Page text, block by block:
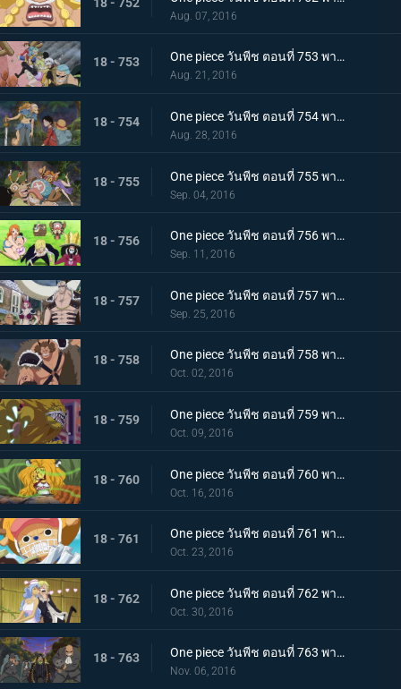
Aug. 07, 2016
18 - 753 One piece วันพีช ตอนที่ 753 พากย์ไทย ไฟระห่ำท้าตาย! การผจญภัยครั้งใหญ่บนหลังช้างยักษ์!
Aug. 21, 2016
18 - 754 One piece วันพีช ตอนที่ 754 พากย์ไทย เปิดฉากการต่อสู้! ลูฟี่ ปะทะ เผ่ามิงค์!
Aug. 28, 2016
18 - 755 One piece วันพีช ตอนที่ 755 พากย์ไทย การ์ชู! กลุ่มหมวกฟางกลับมารวมตัวกันอีกครั้ง!
Sep. 04, 2016
18 - 756 One piece วันพีช ตอนที่ 756 พากย์ไทย เปิดเกมโต้กลับ! วีรกรรมครั้งใหญ่ของกลุ่มฟางม้วน!
Sep. 11, 2016
18 - 757 One piece วันพีช ตอนที่ 757 พากย์ไทย การมาเยือนของภัยคุกคาม! กลุ่มโจรสลัดร้อยอสูรแจ๊ค!
Sep. 25, 2016
18 - 758 One piece วันพีช ตอนที่ 758 พากย์ไทย ราชาแห่งทิวา ดยุคอินุอาราชิปรากฏตัว!
Oct. 02, 2016
18 - 759 One piece วันพีช ตอนที่ 759 พากย์ไทย ราชาแห่งกลางคืน! นายท่านเนโกะมะมุชิปรากฏตัว!
Oct. 09, 2016
18 - 760 One piece วันพีช ตอนที่ 760 พากย์ไทย เมืองหลวงพินาศ กลุ่มฟางม้วนขึ้นเกาะ!
Oct. 16, 2016
18 - 761 One piece วันพีช ตอนที่ 761 พากย์ไทย เวลาเหลือน้อย! สายใยของเผ่ามิงค์กับกลุ่มหมวกฟาง!
Oct. 23, 2016
18 - 762 One piece วันพีช ตอนที่ 762 พากย์ไทย อันธพาลกลับบ้าน นักฆ่าของสี่จักรพรรดิบิ๊กมัม
Oct. 30, 2016
18 - 763 One piece วันพีช ตอนที่ 763 พากย์ไทย เบื้องหลังการหายตัวไป! ซันจิกับจดหมายเชิญที่น่าสะพรึง!
Nov. 06, 2016